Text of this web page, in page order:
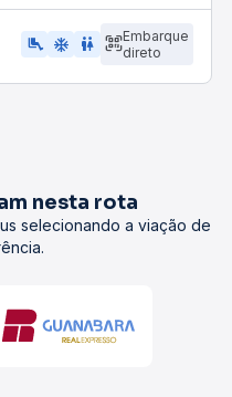
airline_seat_legroom_extra ac_unit WC
Embarque
direto
nesta rota
selecionando a viação de